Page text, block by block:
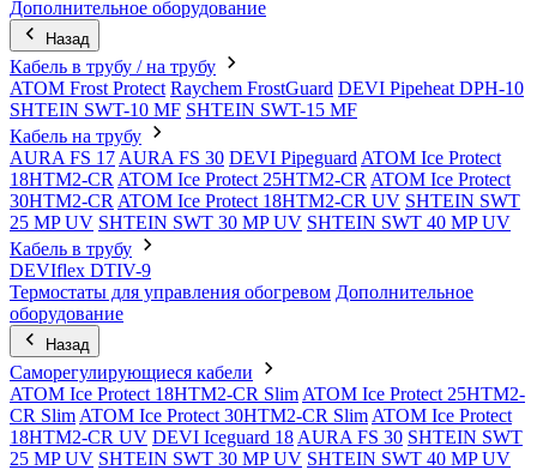
Дополнительное оборудование
Назад
Кабель в трубу / на трубу
ATOM Frost Protect Raychem FrostGuard DEVI Pipeheat DPH-10
SHTEIN SWT-10 MF SHTEIN SWT-15 MF
Кабель на трубу
AURA FS 17 AURA FS 30 DEVI Pipeguard ATOM Ice Protect
18HTM2-CR ATOM Ice Protect 25HTM2-CR ATOM Ice Protect
30HTM2-CR ATOM Ice Protect 18HTM2-CR UV SHTEIN SWT
25 MP UV SHTEIN SWT 30 MP UV SHTEIN SWT 40 MP UV
Кабель в трубу
DEVIflex DTIV-9
Термостаты для управления обогревом Дополнительное
оборудование
Назад
Саморегулирующиеся кабели
ATOM Ice Protect 18HTM2-CR Slim ATOM Ice Protect 25HTM2-
CR Slim ATOM Ice Protect 30HTM2-CR Slim ATOM Ice Protect
18HTM2-CR UV DEVI Iceguard 18 AURA FS 30 SHTEIN SWT
25 MP UV SHTEIN SWT 30 MP UV SHTEIN SWT 40 MP UV